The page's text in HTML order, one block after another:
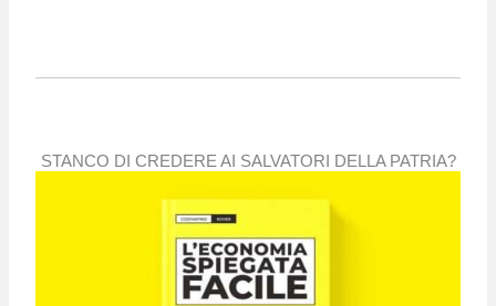
STANCO DI CREDERE AI SALVATORI DELLA PATRIA?